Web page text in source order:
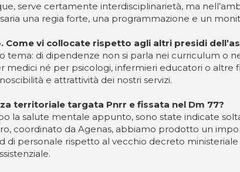
serve certamente interdisciplinarietà, ma
una regia forte, una programmazione e un
vi collocate rispetto agli altri presidi
di dipendenze non si parla nei curriculum o
né per psicologi, infermieri educatori o altre
e attrattività dei nostri servizi.
territoriale targata Pnrr e fissata nel Dm 77?
la salute mentale appunto, sono state indicate
coordinato da Agenas, abbiamo prodotto un
di personale rispetto al vecchio decreto